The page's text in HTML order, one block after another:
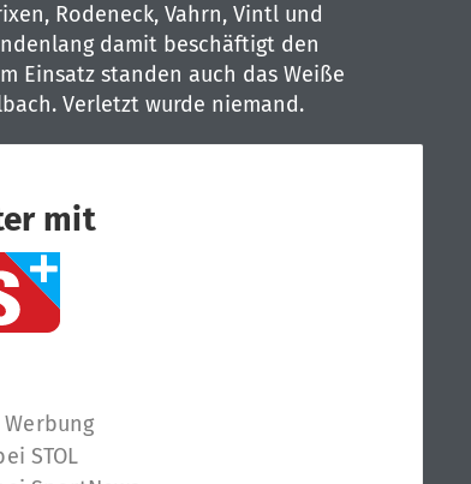
Rodeneck, Vahrn, Vintl und
damit beschäftigt den
Einsatz standen auch das Weiße
Verletzt wurde niemand.